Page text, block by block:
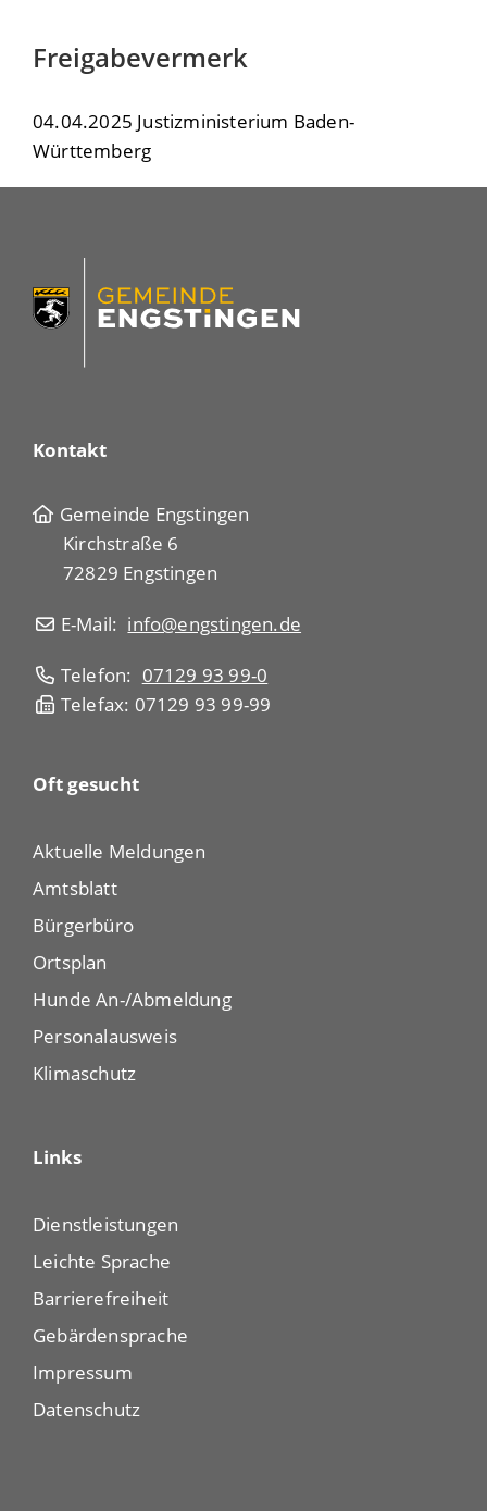
Freigabevermerk
04.04.2025 Justizministerium Baden-
Württemberg
Kontakt
Gemeinde Engstingen
Kirchstraße 6
72829 Engstingen
E-Mail: info@engstingen.de
Telefon: 07129 93 99-0
Telefax: 07129 93 99-99
Oft gesucht
Aktuelle Meldungen
Amtsblatt
Bürgerbüro
Ortsplan
Hunde An-/Abmeldung
Personalausweis
Klimaschutz
Links
Dienstleistungen
Leichte Sprache
Barrierefreiheit
Gebärdensprache
Impressum
Datenschutz